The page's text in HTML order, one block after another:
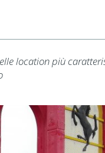
location più